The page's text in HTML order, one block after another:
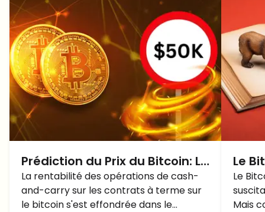
Prédiction du Prix du Bitcoin: Le
prix du BTC sous 50,000?
La rentabilité des opérations de cash-
and-carry sur les contrats à terme sur
le bitcoin s'est effondrée dans le
Le
Le
Mais